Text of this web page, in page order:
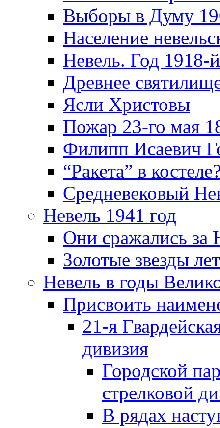
Выборы в Думу
Население
Невель. Год 1918-
Древнее
Ясли Христовы
Пожар 23-го мая
Филипп Исаевич
“Ракета” в
Средневековый
Невель 1941 год
Они сражались за
Золотые звезды
Невель в годы
Присвоить
21-я
дивизия
Городской
стрелковой
В рядах